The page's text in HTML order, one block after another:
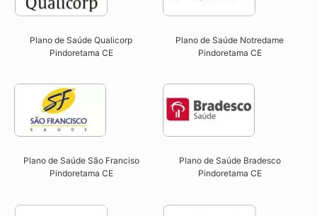
Plano de Saúde Qualicorp
Pindoretama CE​
Plano de Saúde Notredame
Pindoretama CE​
Plano de Saúde São Franciso
Pindoretama CE​
Plano de Saúde Bradesco
Pindoretama CE